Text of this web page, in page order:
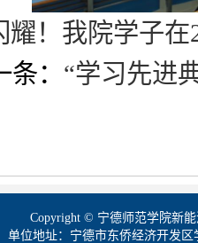
耀！我院学子
： “学习先进
Copyright © 宁德师范学院新
单位地址：宁德市东侨经济开发